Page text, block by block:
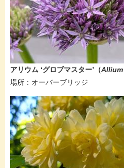
アリウム ‘グロブマスター’​（Allium
​​場所：オーバーブリッジ